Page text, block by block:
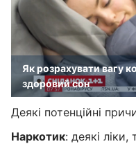
Як розрахувати вагу
здоровий сон
Деякі потенційні
Наркотик: деякі ліки,